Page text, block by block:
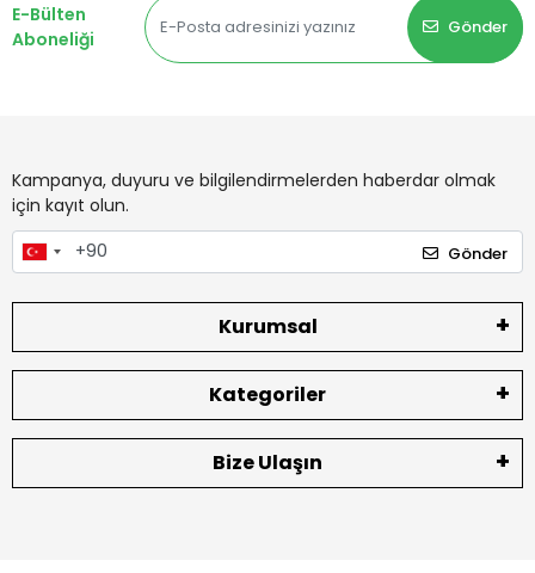
E-Bülten
Aboneliği
Gönder
Kampanya, duyuru ve bilgilendirmelerden haberdar olmak
için kayıt olun.
Gönder
Kurumsal
Kategoriler
Bize Ulaşın